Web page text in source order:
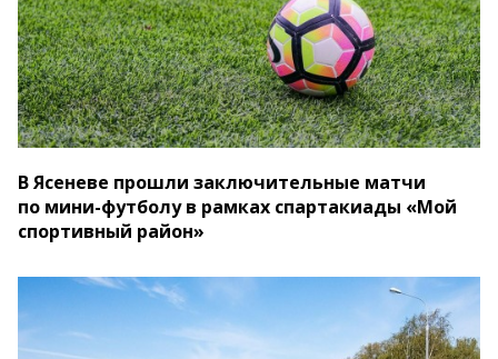
В Ясеневе прошли заключительные матчи
по мини-футболу в рамках спартакиады «Мой
спортивный район»